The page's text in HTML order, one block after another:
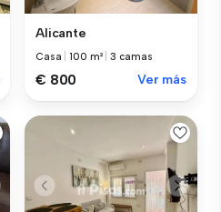
Alicante
Casa |100 m² |3 camas
€ 800 Ver más